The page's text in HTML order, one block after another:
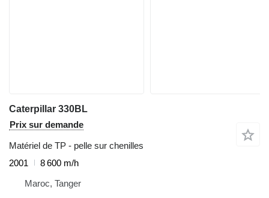
Caterpillar 330BL
Prix sur demande
Matériel de TP - pelle sur chenilles
2001
8 600 m/h
Maroc, Tanger